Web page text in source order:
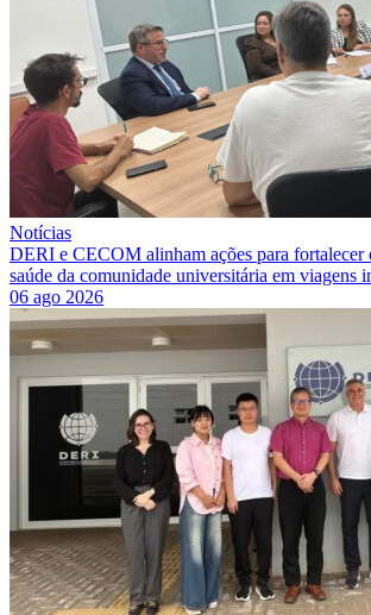
Notícias
DERI e CECOM alinham ações para fortalecer
saúde da comunidade universitária em viagens
06 ago 2026